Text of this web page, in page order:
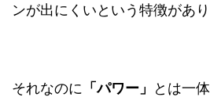
ンが出にくいという特徴があり
それなのに 「パワー」 とは一